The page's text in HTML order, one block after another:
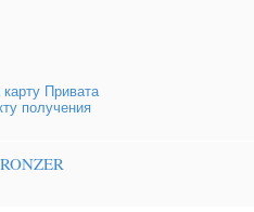
Привата
получения